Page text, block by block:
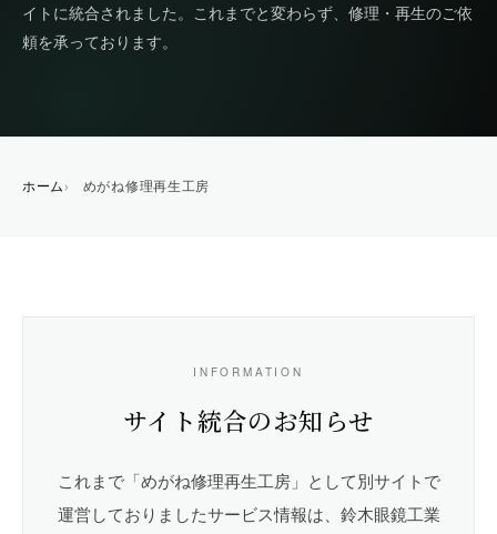
イトに統合されました。これまでと変わらず、修理・再生のご依
頼を承っております。
ホーム めがね修理再生工房
INFORMATION
サイト統合のお知らせ
これまで「めがね修理再生工房」として別サイトで
運営しておりましたサービス情報は、鈴木眼鏡工業